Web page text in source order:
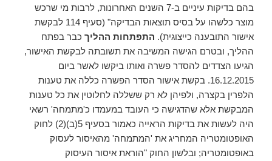
בהם בדיקות עיניים ב-7 השנים האחרונות, לרבות מי שרכש
מוצר כלשהו על בסיס תוצאות הבדיקה" (סעיף 114 לבקשת
אישור התובענה כייצוגית). התפתחות ההליך כבר בפתח
ההליך, ובטרם הגישה המשיבה את תשובתה לבקשת האישור,
הגיעו הצדדים להסדר פשרה ואותו ביקשו לאשר ביום
16.12.2015. בקשת אישור הסדר הפשרה כללה את טענות
הלפרין בקצרה, ולפיהן לא רק ששללה לחלוטין את כל טענות
המבקשת אלא שהדגישה כי העובד במעמדו כ'מתמחה' רשאי
היה לעשות את בדיקות הראייה כאמור בסעיף 5(ב)(2) לחוק
האופטומטריה המחריג את 'המתמחה' מהאיסור לעסוק
באופטומטריה; ובלשון החוק "הוראת איסור העיסוק